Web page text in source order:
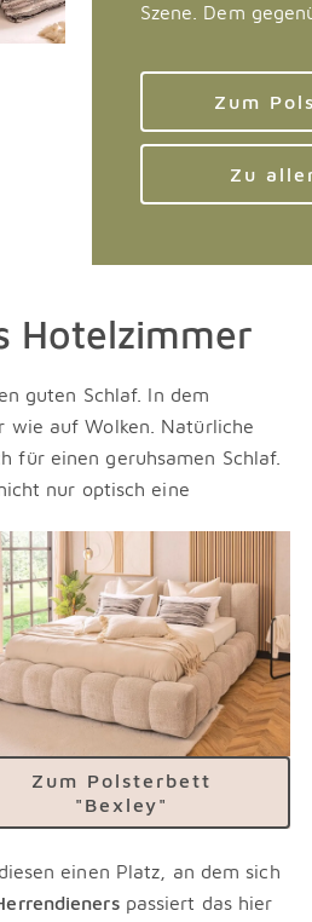
Szene. Dem
Zum
Zu
Hotelzimmer
guten Schlaf. In dem
wie auf Wolken. Natürliche
für einen geruhsamen Schlaf.
nur optisch eine
Zum Polsterbett
"Bexley"
einen Platz, an dem sich
passiert das hier